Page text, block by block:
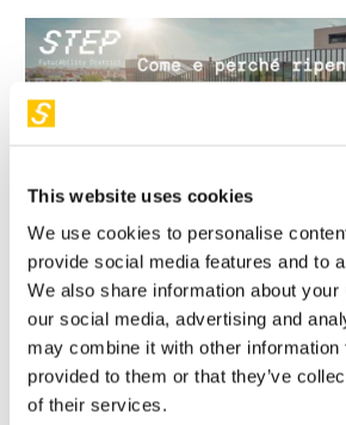
This website uses cookies
We use cookies to personalise
provide social media features and to
We also share information about
our social media, advertising and
may combine it with other information
provided to them or that they’ve
of their services.
Coltivare la cultura aziendale in uno